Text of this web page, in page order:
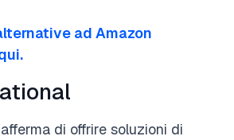
ad Amazon
di offrire soluzioni di